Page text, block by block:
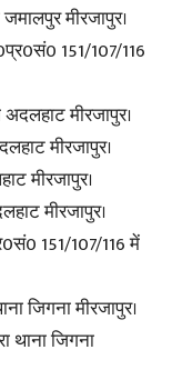
मीरजापुर।
151/107/116
अदलहाट मीरजापुर।
मीरजापुर।
मीरजापुर।
मीरजापुर।
151/107/116 में
जिगना मीरजापुर।
थाना जिगना